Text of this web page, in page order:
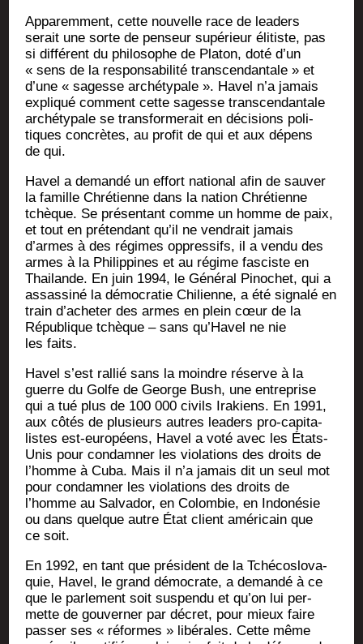
Appa­rem­ment, cette nou­velle race de lea­ders
serait une sorte de pen­seur supé­rieur éli­tiste, pas
si dif­fé­rent du phi­lo­sophe de Pla­ton, doté d’un
« sens de la res­pon­sa­bi­li­té trans­cen­dan­tale » et
d’une « sagesse arché­ty­pale ». Havel n’a jamais
expli­qué com­ment cette sagesse trans­cen­dan­tale
arché­ty­pale se trans­for­me­rait en déci­sions poli­
tiques concrètes, au pro­fit de qui et aux dépens
de qui.
Havel a deman­dé un effort natio­nal afin de sau­ver
la famille Chré­tienne dans la nation Chré­tienne
tchèque. Se pré­sen­tant comme un homme de paix,
et tout en pré­ten­dant qu’il ne ven­drait jamais
d’armes à des régimes oppres­sifs, il a ven­du des
armes à la Phi­lip­pines et au régime fas­ciste en
Thai­lande. En juin 1994, le Géné­ral Pino­chet, qui a
assas­si­né la démo­cra­tie Chi­lienne, a été signa­lé en
train d’acheter des armes en plein cœur de la
Répu­blique tchèque – sans qu’Havel ne nie
les faits.
Havel s’est ral­lié sans la moindre réserve à la
guerre du Golfe de George Bush, une entre­prise
qui a tué plus de 100 000 civils Ira­kiens. En 1991,
aux côtés de plu­sieurs autres lea­ders pro-capi­ta­
listes est-euro­péens, Havel a voté avec les États-
Unis pour condam­ner les vio­la­tions des droits de
l’homme à Cuba. Mais il n’a jamais dit un seul mot
pour condam­ner les vio­la­tions des droits de
l’homme au Sal­va­dor, en Colom­bie, en Indo­né­sie
ou dans quelque autre État client amé­ri­cain que
ce soit.
En 1992, en tant que pré­sident de la Tché­co­slo­va­
quie, Havel, le grand démo­crate, a deman­dé à ce
que le par­le­ment soit sus­pen­du et qu’on lui per­
mette de gou­ver­ner par décret, pour mieux faire
pas­ser ses « réformes » libé­rales. Cette même